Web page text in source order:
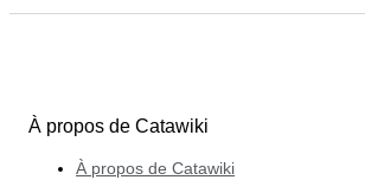
À propos de Catawiki
À propos de Catawiki